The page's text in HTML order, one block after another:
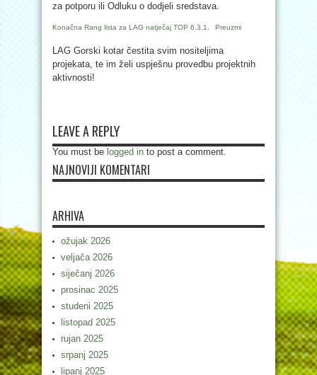
za potporu ili Odluku o dodjeli sredstava.
Konačna Rang lista za LAG natječaj TOP 6.3.1. Preuzmi
LAG Gorski kotar čestita svim nositeljima
projekata, te im želi uspješnu provedbu projektnih
aktivnosti!
LEAVE A REPLY
You must be logged in to post a comment.
NAJNOVIJI KOMENTARI
ARHIVA
ožujak 2026
veljača 2026
siječanj 2026
prosinac 2025
studeni 2025
listopad 2025
rujan 2025
srpanj 2025
lipanj 2025